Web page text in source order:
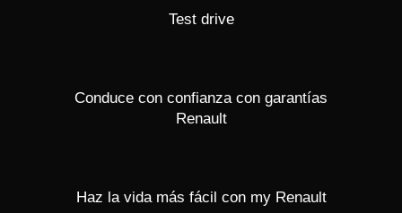
Test drive
Conduce con confianza con garantías
Renault
Haz la vida más fácil con my Renault